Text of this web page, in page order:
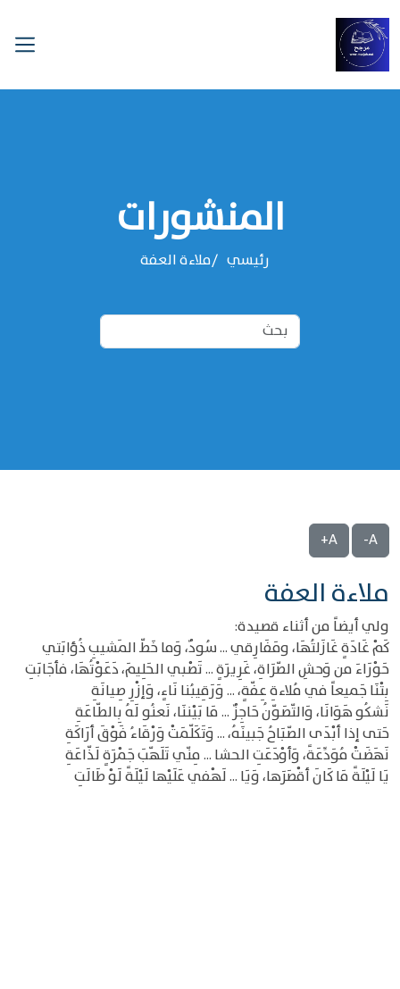
المنشورات
رئيسي ملاءة العفة
A-
A+
ملاءة العفة
ولي أيضاً من أثناء قصيدة:
كَمْ غَادَةٍ غَازَلتُهَا، ومَفَارِقي ... سُودٌ، وَما خَطّ المَشيبِ ذُؤابَتي
حَوْرَاءَ من وَحشِ الصّرَاةِ، غَرِيرَةٍ ... تَصْبي الحَلِيمَ، دَعَوْتُهَا، فأجَابَتِ
بِتْنَا جَميعاً في مُلاءةِ عِفّةٍ، ... وَرَقِيبُنا نَاءٍ، وَإزْرِ صِيانَةِ
نَشكُو هَوَانَا، وَالتّصَوّنُ حَاجِزٌ ... مَا بَيْننَا، نَعنُو لَهُ بِالطّاعَةِ
حَتى إذا أبْدَى الصّبَاحُ جَبينَهُ، ... وَتَكَلّمَتْ وَرْقَاءُ فَوْقَ أرَاكَةِ
نَهَضَتْ مُوَدِّعَةً، وَأوْدَعَتِ الحشا ... مِنّي تَلَهّبَ جَمْرَةٍ لَذّاعَةِ
يَا لَيْلَةً مَا كَانَ أقْصَرَها، وَيَا ... لَهْفي عَلَيْها لَيْلَةً لَوْ طَالَتِ